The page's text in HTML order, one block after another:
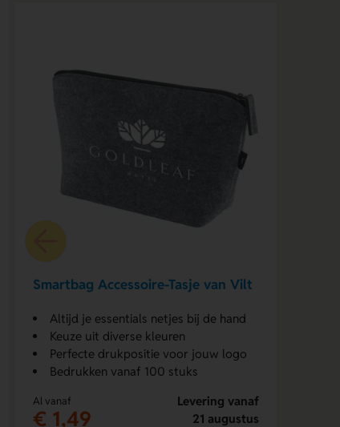
Smartbag Accessoire-Tasje van Vilt
Altijd je essentials netjes bij de hand
Keuze uit diverse kleuren
Perfecte drukpositie voor jouw logo
Bedrukken vanaf 100 stuks
Al vanaf
€ 1,49
Levering vanaf
21 augustus